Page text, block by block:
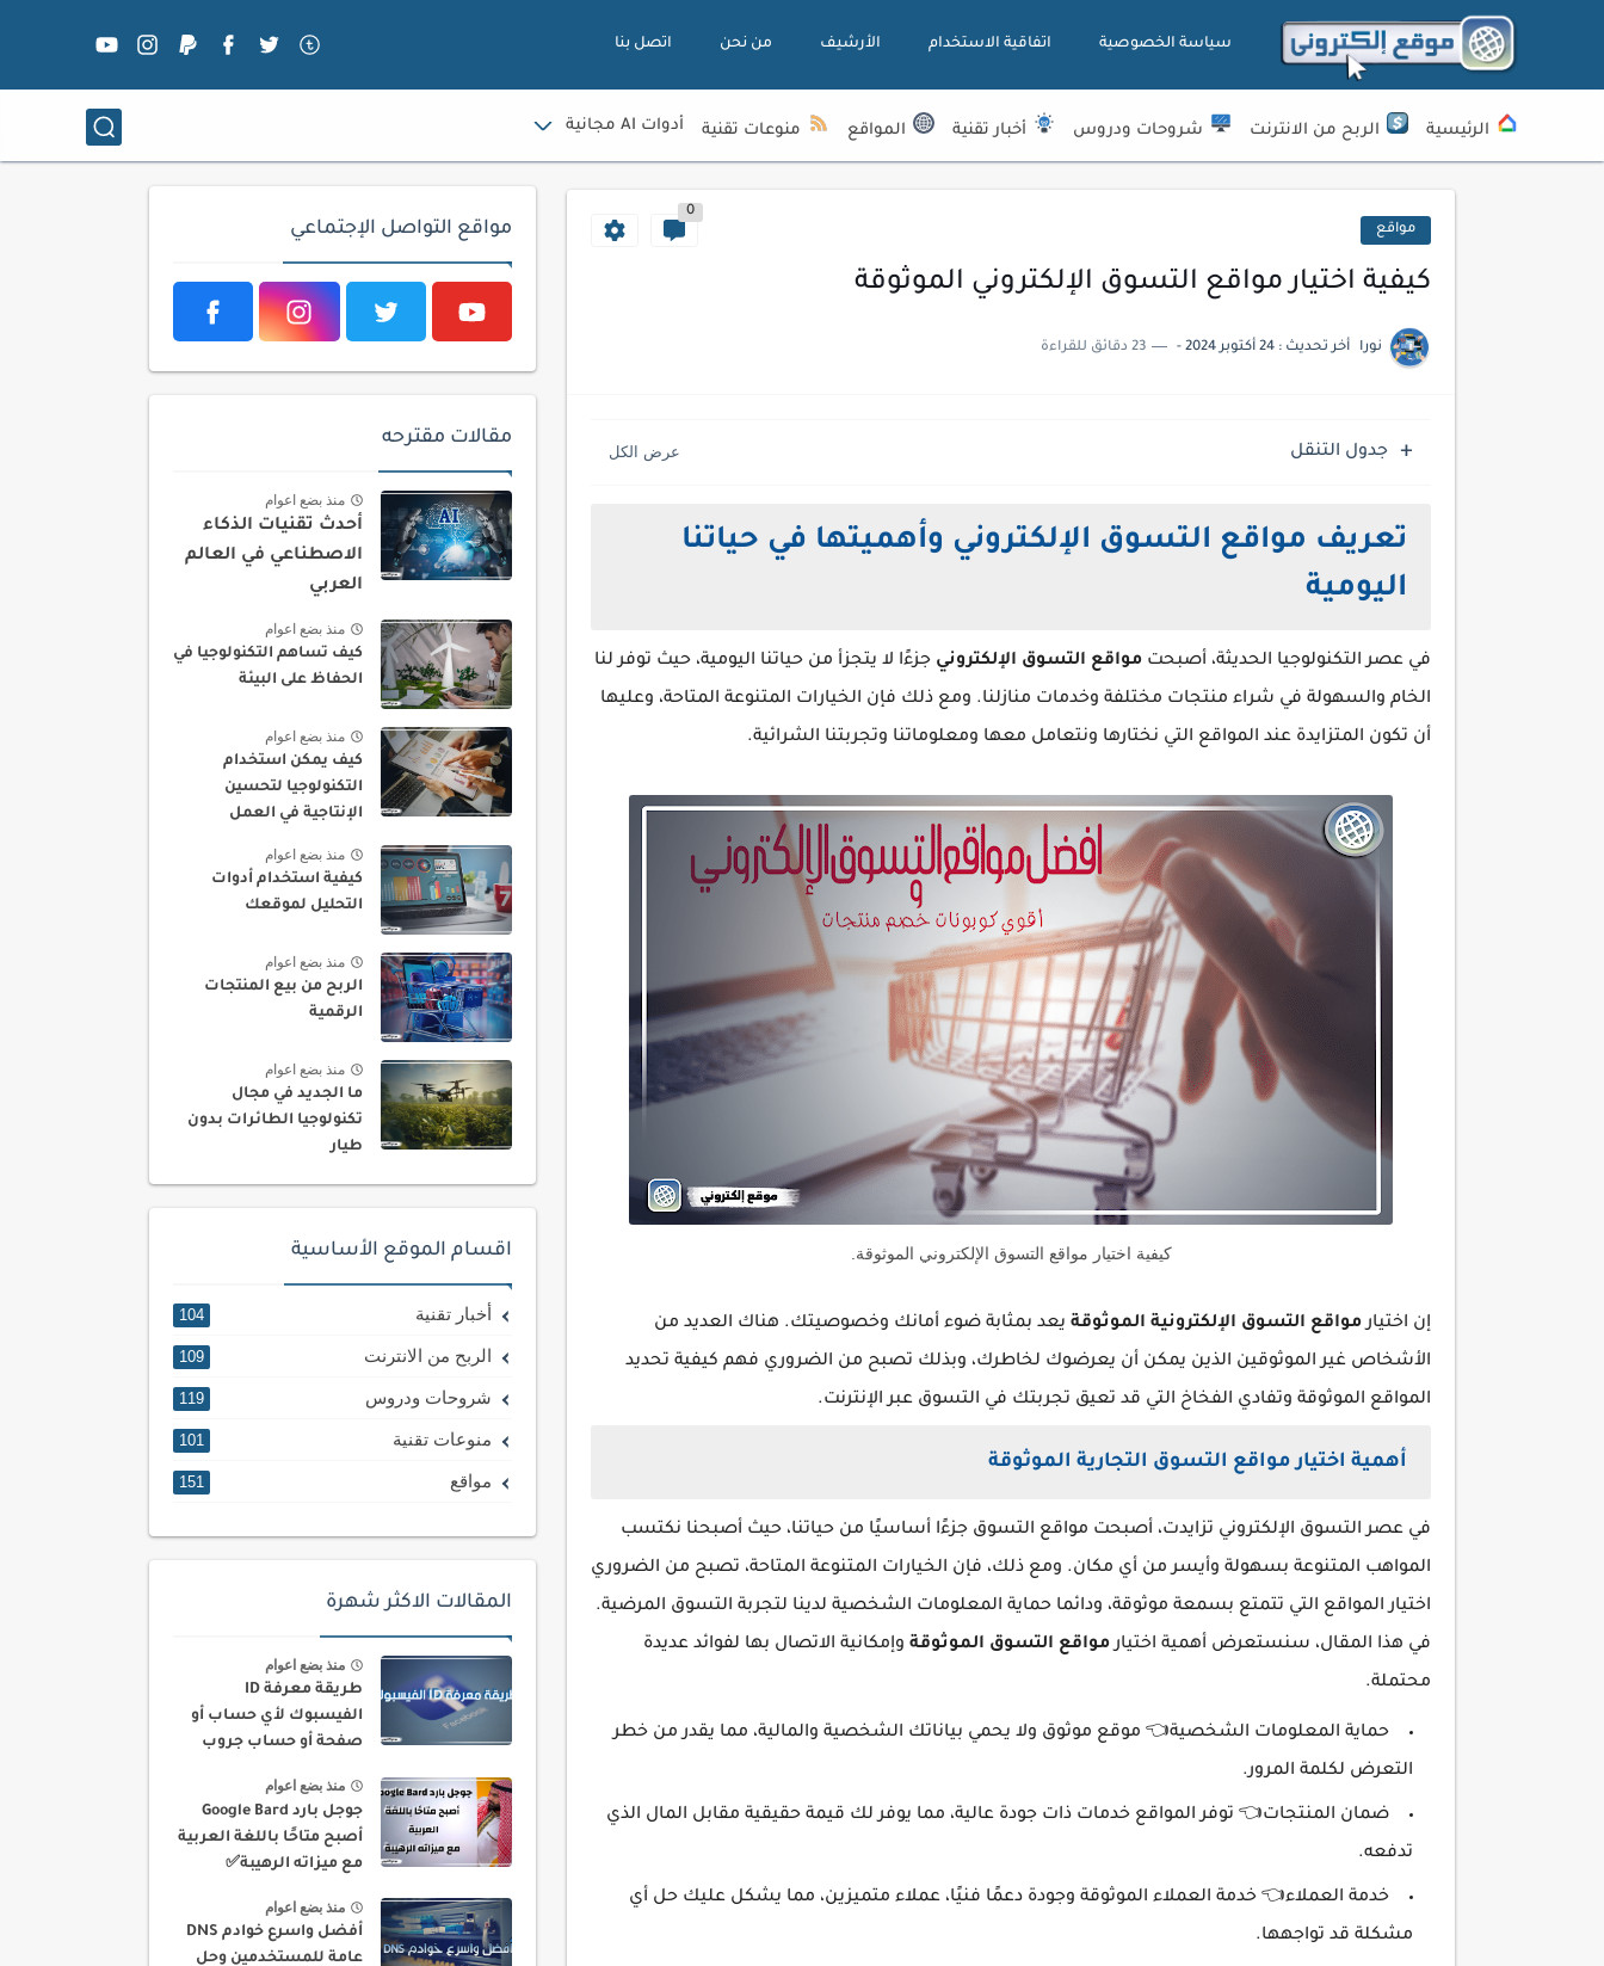
سياسة الخصوصية اتفاقية الاستخدام الأرشيف من نحن اتصل بنا
الرئيسية الربح من الانترنت شروحات ودروس أخبار تقنية المواقع منوعات تقنية أدوات AI مجانية
مواقع
0
كيفية اختيار مواقع التسوق الإلكتروني الموثوقة
نورا أخر تحديث : 24 أكتوبر 2024 - 23 دقائق للقراءة
جدول التنقل
تعريف مواقع التسوق الإلكتروني وأهميتها في حياتنا
اليومية
في عصر التكنولوجيا الحديثة، أصبحت مواقع التسوق الإلكتروني جزءًا لا يتجزأ من حياتنا اليومية، حيث توفر لنا
الخام والسهولة في شراء منتجات مختلفة وخدمات منازلنا. ومع ذلك فإن الخيارات المتنوعة المتاحة، وعليها
أن تكون المتزايدة عند المواقع التي نختارها ونتعامل معها ومعلوماتنا وتجربتنا الشرائية.
كيفية اختيار مواقع التسوق الإلكتروني الموثوقة.
إن اختيارمواقع التسوق الإلكترونية الموثوقة يعد بمثابة ضوء أمانك وخصوصيتك. هناك العديد من
الأشخاص غير الموثوقين الذين يمكن أن يعرضوك لخاطرك، وبذلك تصبح من الضروري فهم كيفية تحديد
المواقع الموثوقة وتفادي الفخاخ التي قد تعيق تجربتك في التسوق عبر الإنترنت.
أهمية اختيار مواقع التسوق التجارية الموثوقة
في عصر التسوق الإلكتروني تزايدت، أصبحت مواقع التسوق جزءًا أساسيًا من حياتنا، حيث أصبحنا نكتسب
المواهب المتنوعة بسهولة وأيسر من أي مكان. ومع ذلك، فإن الخيارات المتنوعة المتاحة، تصبح من الضروري
اختيار المواقع التي تتمتع بسمعة موثوقة، ودائما حماية المعلومات الشخصية لدينا لتجربة التسوق المرضية.
في هذا المقال، سنستعرض أهمية اختيارمواقع التسوق الموثوقة وإمكانية الاتصال بها لفوائد عديدة
محتملة.
حماية المعلومات الشخصية👈 موقع موثوق ولا يحمي بياناتك الشخصية والمالية، مما يقدر من خطر
التعرض لكلمة المرور.
ضمان المنتجات👈 توفر المواقع خدمات ذات جودة عالية، مما يوفر لك قيمة حقيقية مقابل المال الذي
تدفعه.
خدمة العملاء👈 خدمة العملاء الموثوقة وجودة دعمًا فنيًا، عملاء متميزين، مما يشكل عليك حل أي
مشكلة قد تواجهها.
مواقع التواصل الإجتماعي
مقالات مقترحه
منذ بضع اعوام
أحدث تقنيات الذكاء
الاصطناعي في العالم
العربي
منذ بضع اعوام
كيف تساهم التكنولوجيا في
الحفاظ على البيئة
منذ بضع اعوام
كيف يمكن استخدام
التكنولوجيا لتحسين
الإنتاجية في العمل
منذ بضع اعوام
كيفية استخدام أدوات
التحليل لموقعك
منذ بضع اعوام
الربح من بيع المنتجات
الرقمية
منذ بضع اعوام
ما الجديد في مجال
تكنولوجيا الطائرات بدون
طيار
اقسام الموقع الأساسية
أخبار تقنية 104
الربح من الانترنت 109
شروحات ودروس 119
منوعات تقنية 101
مواقع 151
المقالات الاكثر شهرة
منذ بضع اعوام
طريقة معرفة ID
الفيسبوك لأي حساب أو
صفحة أو حساب جروب
منذ بضع اعوام
جوجل بارد Google Bard
أصبح متاحًا باللغة العربية
مع ميزاته الرهيبة✅
منذ بضع اعوام
أفضل واسرع خوادم DNS
عامة للمستخدمين وحل